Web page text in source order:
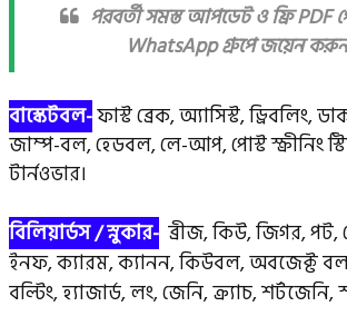
পরবর্তী সমস্ত আপডেট ও ফ্রি PDF
WhatsApp গ্রুপে জয়েন করুন
বাস্কেটবল-ফাস্ট ব্রেক, অ্যাসিস্ট, ড্রিবলিং,
জাম্প-বল, হেডবল, লে-আপ, পোস্ট স্ক্রীনিং
টার্নওভার।
বিলিয়ার্ডস / স্নুকার- ব্রীজ, কিউ, জিগর, পট,
ইনফ, ক্যারম, ক্যানন, কিউবল, অবজেক্ট
বল্টিং, হ্যাজার্ড, লং, জেনি, ক্র্যাচ, শর্টজেনি,